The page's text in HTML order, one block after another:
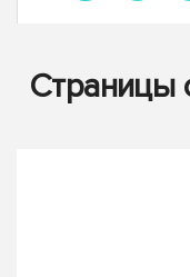
Страницы